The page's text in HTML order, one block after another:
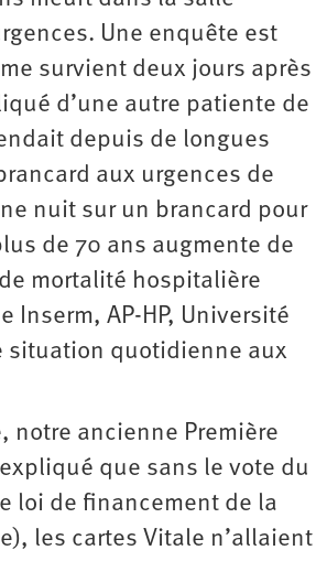
Une enquête est
survient deux jours après
d’une autre patiente de
depuis de longues
aux urgences de
nuit sur un brancard pour
de 70 ans augmente de
mortalité hospitalière
Inserm, AP-HP, Université
situation ­quotidienne aux
notre ancienne Première
que sans le vote du
loi de financement de la
les cartes Vitale n’allaient